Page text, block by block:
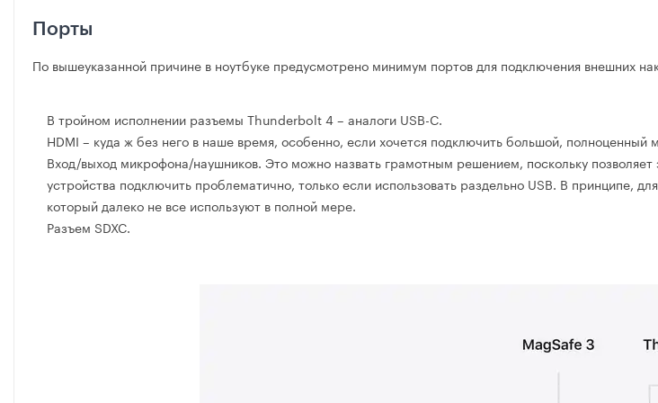
Порты
По вышеуказанной причине в ноутбуке предусмотрено минимум портов для подключения внешних
В тройном исполнении разъемы Thunderbolt 4 – аналоги USB-C.
HDMI – куда ж без него в наше время, особенно, если хочется подключить большой, полноценный
Вход/выход микрофона/наушников. Это можно назвать грамотным решением, поскольку
устройства подключить проблематично, только если использовать раздельно USB. В принципе,
который далеко не все используют в полной мере.
Разъем SDXC.